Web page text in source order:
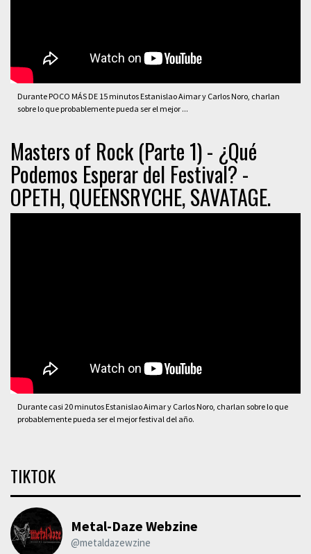
Durante POCO MÁS DE 15 minutos Estanislao Aimar y Carlos Noro, charlan
sobre lo que probablemente pueda ser el mejor ...
Masters of Rock (Parte 1) - ¿Qué
Podemos Esperar del Festival? -
OPETH, QUEENSRYCHE, SAVATAGE.
Durante casi 20 minutos Estanislao Aimar y Carlos Noro, charlan sobre lo que
probablemente pueda ser el mejor festival del año.
TIKTOK
Metal-Daze Webzine
@metaldazewzine